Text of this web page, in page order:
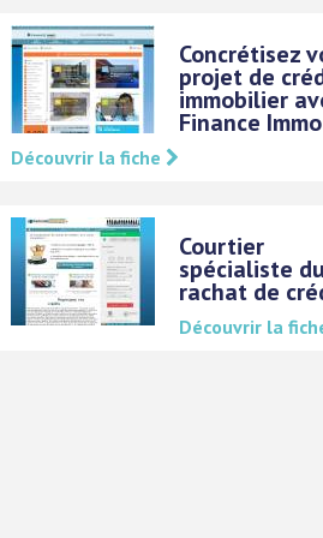
Concrétisez
projet de
immobilier
Finance Immo
Découvrir la fiche
Courtier
spécialiste du
rachat de
Découvrir la